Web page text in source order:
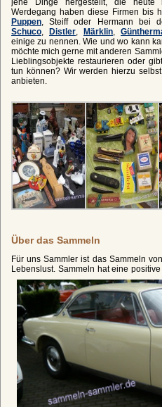
Werdegang haben diese Firmen bis
Puppen , Steiff oder Hermann bei
Schuco
Distler Märklin
einige zu nennen. Wie und wo kann
möchte mich gerne mit anderen
Lieblingsobjekte restaurieren oder
tun können? Wir werden hierzu
anbieten.
Über das Sammeln
Für uns Sammler ist das Sammeln
Lebenslust. Sammeln hat eine